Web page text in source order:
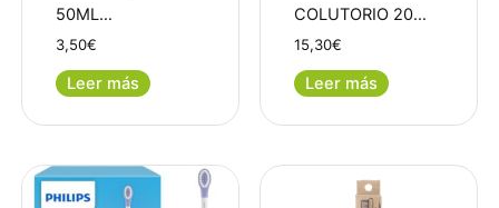
50ML…
3,50€
Leer más
COLUTORIO 20…
15,30€
Leer más